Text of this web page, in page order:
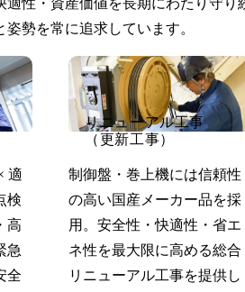
適性・資産価値を長期にわたり守り
勢を常に追求しています。
適
検
高
急
全
リニューアル工事
（更新工事）
制御盤・巻上機には信頼性
の高い国産メーカー品を採
用。安全性・快適性・省エ
ネ性を最大限に高める総合
リニューアル工事を提供し